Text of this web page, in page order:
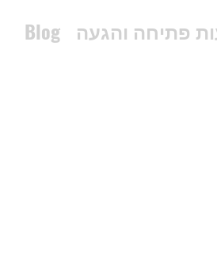
פתיחה והגעה Blog